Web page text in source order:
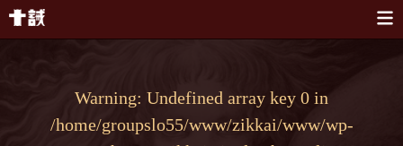
Warning: Undefined array key 0 in
/home/groupslo55/www/zikkai/www/wp-